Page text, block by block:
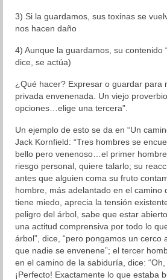
Cultura General
Desarrollo Humano
Liderazgo
Neurociencia
Organización
Resultados
Superación personal
Contacto
3) Si la guardamos, sus toxinas se
nos hacen daño
4) Aunque la guardamos, su contenido
dice, se actúa)
¿Qué hacer? Expresar o guardar para
privada envenenada. Un viejo
opciones…elige una tercera”.
Un ejemplo de esto se da en “Un
Jack Kornfield: “Tres hombres se
bello pero venenoso…el primer
riesgo personal, quiere talarlo; su
antes que alguien coma su fruto
hombre, más adelantado en el camino
tiene miedo, aprecia la tensión
peligro del árbol, sabe que estar
una actitud comprensiva por todo lo
árbol”, dice, “pero pongamos un cerco
que nadie se envenene”; el tercer
en el camino de la sabiduría, dice:
¡Perfecto! Exactamente lo que estaba